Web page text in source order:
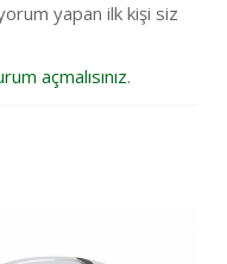
yapan ilk kişi siz
açmalısınız.